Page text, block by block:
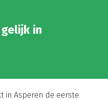
in
in Asperen de eerste